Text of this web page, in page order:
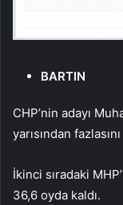
BARTIN
CHP’nin adayı
yarısından fazlasını
İkinci sıradaki
36,6 oyda kaldı.